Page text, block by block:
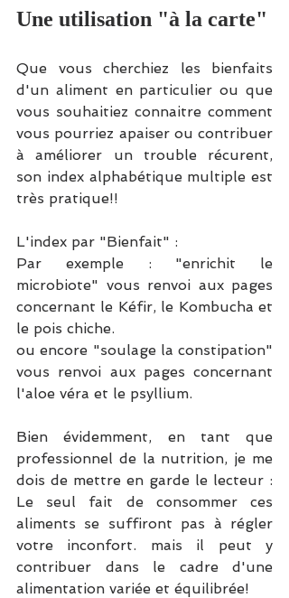
Une utilisation "à la carte"
Que vous cherchiez les bienfaits
d'un aliment en particulier ou que
vous souhaitiez connaitre comment
vous pourriez apaiser ou contribuer
à améliorer un trouble récurent,
son index alphabétique multiple est
très pratique!!
L'index par "Bienfait" :
Par exemple : "enrichit le
microbiote" vous renvoi aux pages
concernant le Kéfir, le Kombucha et
le pois chiche.
ou encore "soulage la constipation"
vous renvoi aux pages concernant
l'aloe véra et le psyllium.
Bien évidemment, en tant que
professionnel de la nutrition, je me
dois de mettre en garde le lecteur :
Le seul fait de consommer ces
aliments se suffiront pas à régler
votre inconfort. mais il peut y
contribuer dans le cadre d'une
alimentation variée et équilibrée!